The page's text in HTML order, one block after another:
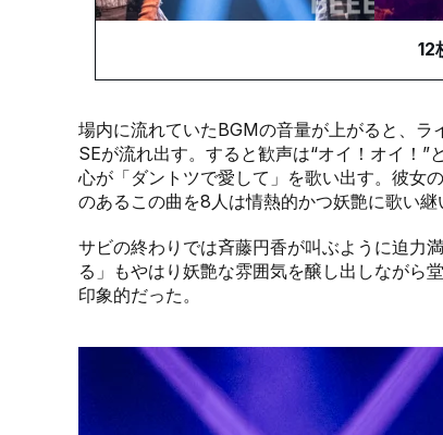
12
場内に流れていたBGMの音量が上がると、
SEが流れ出す。すると歓声は“オイ！オイ！
心が「ダントツで愛して」を歌い出す。彼女
のあるこの曲を8人は情熱的かつ妖艶に歌い継
サビの終わりでは斉藤円香が叫ぶように迫力
る」もやはり妖艶な雰囲気を醸し出しながら
印象的だった。